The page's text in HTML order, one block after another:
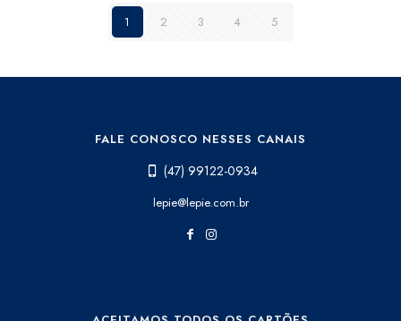
1 2 3 4 5
FALE CONOSCO NESSES CANAIS
(47) 99122-0934
lepie@lepie.com.br